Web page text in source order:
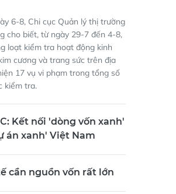
6-8, Chi cục Quản lý thị trường
cho biết, từ ngày 29-7 đến 4-8,
loạt kiểm tra hoạt động kinh
cương và trang sức trên địa
17 vụ vi phạm trong tổng số
kiểm tra.
Kết nối 'dòng vốn xanh'
án xanh' Việt Nam
cần nguồn vốn rất lớn